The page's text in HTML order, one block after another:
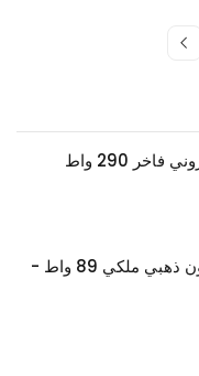
ثريا لوريل LED مودرن - لون ذهبي ملكي 89 واط -